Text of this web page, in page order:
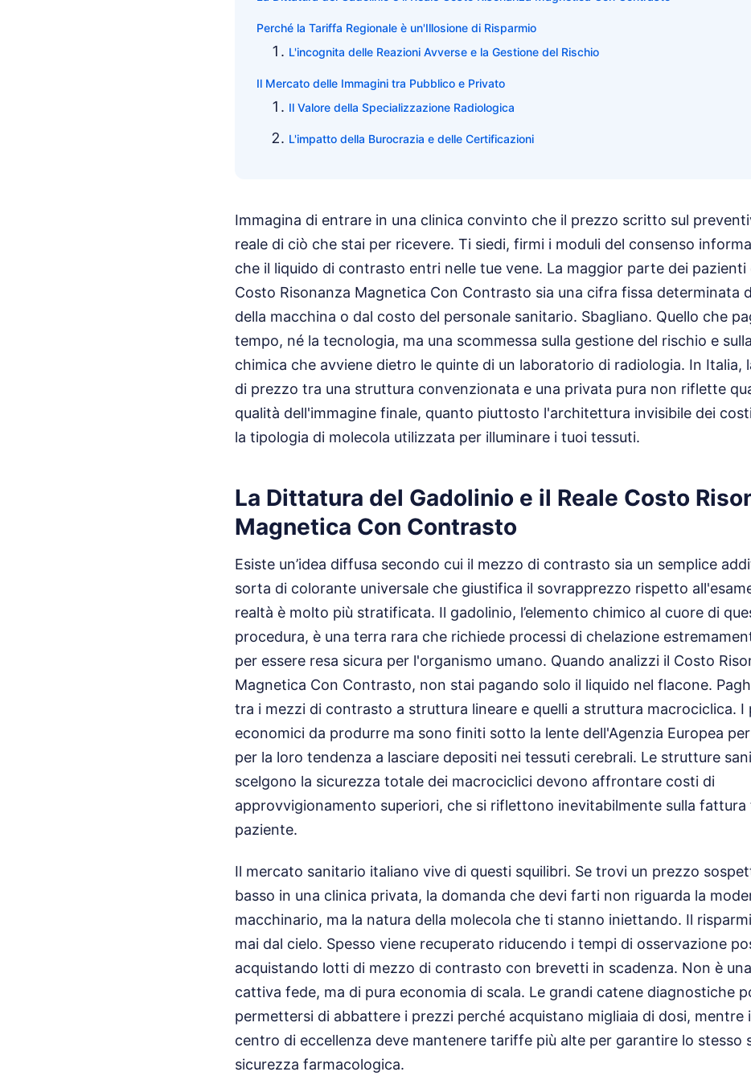
Perché la Tariffa Regionale è un'Illosione di Risparmio
L'incognita delle Reazioni Avverse e la Gestione del Rischio
Il Mercato delle Immagini tra Pubblico e Privato
Il Valore della Specializzazione Radiologica
L'impatto della Burocrazia e delle Certificazioni
Immagina di entrare in una clinica convinto che il prezzo scritto sul
reale di ciò che stai per ricevere. Ti siedi, firmi i moduli del consenso
che il liquido di contrasto entri nelle tue vene. La maggior parte dei pazienti
Costo Risonanza Magnetica Con Contrasto sia una cifra fissa determinata
della macchina o dal costo del personale sanitario. Sbagliano. Quello che
tempo, né la tecnologia, ma una scommessa sulla gestione del rischio e
chimica che avviene dietro le quinte di un laboratorio di radiologia. In Italia,
di prezzo tra una struttura convenzionata e una privata pura non riflette
qualità dell'immagine finale, quanto piuttosto l'architettura invisibile dei
la tipologia di molecola utilizzata per illuminare i tuoi tessuti.
La Dittatura del Gadolinio e il Reale Costo
Magnetica Con Contrasto
Esiste un’idea diffusa secondo cui il mezzo di contrasto sia un semplice
sorta di colorante universale che giustifica il sovrapprezzo rispetto
realtà è molto più stratificata. Il gadolinio, l’elemento chimico al cuore di
procedura, è una terra rara che richiede processi di chelazione
per essere resa sicura per l'organismo umano. Quando analizzi il Costo
Magnetica Con Contrasto, non stai pagando solo il liquido nel flacone.
tra i mezzi di contrasto a struttura lineare e quelli a struttura macrociclica. I
economici da produrre ma sono finiti sotto la lente dell'Agenzia Europea
per la loro tendenza a lasciare depositi nei tessuti cerebrali. Le strutture
scelgono la sicurezza totale dei macrociclici devono affrontare costi di
approvvigionamento superiori, che si riflettono inevitabilmente sulla fattura
paziente.
Il mercato sanitario italiano vive di questi squilibri. Se trovi un prezzo
basso in una clinica privata, la domanda che devi farti non riguarda la
macchinario, ma la natura della molecola che ti stanno iniettando. Il
mai dal cielo. Spesso viene recuperato riducendo i tempi di osservazione
acquistando lotti di mezzo di contrasto con brevetti in scadenza. Non è
cattiva fede, ma di pura economia di scala. Le grandi catene diagnostiche
permettersi di abbattere i prezzi perché acquistano migliaia di dosi, mentre
centro di eccellenza deve mantenere tariffe più alte per garantire lo stesso
sicurezza farmacologica.